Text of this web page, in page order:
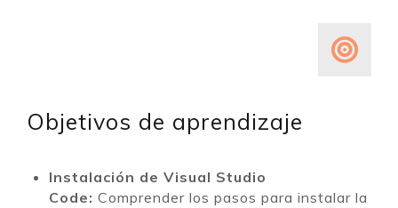
Objetivos de aprendizaje
Instalación de Visual Studio
Code: Comprender los pasos para instalar la